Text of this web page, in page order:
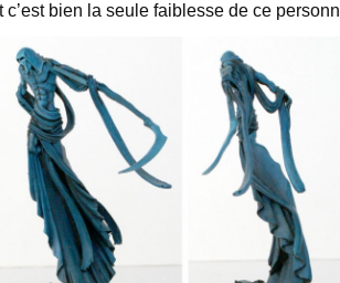
c’est bien la seule faiblesse de ce